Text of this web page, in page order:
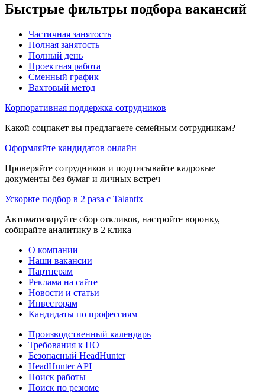
Быстрые фильтры подбора вакансий
Частичная занятость
Полная занятость
Полный день
Проектная работа
Сменный график
Вахтовый метод
Корпоративная поддержка сотрудников
Какой соцпакет вы предлагаете семейным сотрудникам?
Оформляйте кандидатов онлайн
Проверяйте сотрудников и подписывайте кадровые
документы без бумаг и личных встреч
Ускорьте подбор в 2 раза с Talantix
Автоматизируйте сбор откликов, настройте воронку,
собирайте аналитику в 2 клика
О компании
Наши вакансии
Партнерам
Реклама на сайте
Новости и статьи
Инвесторам
Кандидаты по профессиям
Производственный календарь
Требования к ПО
Безопасный HeadHunter
HeadHunter API
Поиск работы
Поиск по резюме